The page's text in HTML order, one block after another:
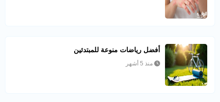
أفضل رياضات منوعة للمبتدئين
منذ 5 أشهر